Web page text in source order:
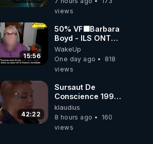
views
15:56
50% VF🟩Barbara
Boyd - ILS ONT
MENTI SUR TOUT
-Jocelyne
Traduction
WakeUp
One day ago
818
views
42:22
Sursaut De
Conscience 1998
- toujours
d'actualité ....Au
Dela Du Réel
klaudius
8 hours ago
160
views